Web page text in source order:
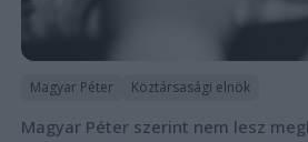
Magyar Péter Köztársasági elnök
Magyar Péter szerint nem lesz